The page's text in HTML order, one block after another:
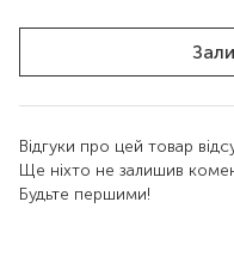
Відгуки про цей товар
Ще ніхто не залишив
Будьте першими!